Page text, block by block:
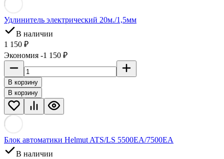
Удлинитель электрический 20м./1,5мм
В наличии
1 150 ₽
Экономия -1 150 ₽
В корзину
В корзину
Блок автоматики Helmut ATS/LS 5500EA/7500EA
В наличии